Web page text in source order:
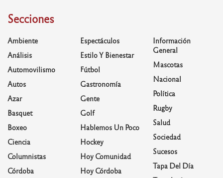
Secciones
Ambiente
Análisis
Automovilismo
Autos
Azar
Basquet
Boxeo
Ciencia
Columnistas
Córdoba
Espectáculos
Estilo Y Bienestar
Fútbol
Gastronomía
Gente
Golf
Hablemos Un Poco
Hockey
Hoy Comunidad
Hoy Córdoba
Información
General
Mascotas
Nacional
Política
Rugby
Salud
Sociedad
Sucesos
Tapa Del Día